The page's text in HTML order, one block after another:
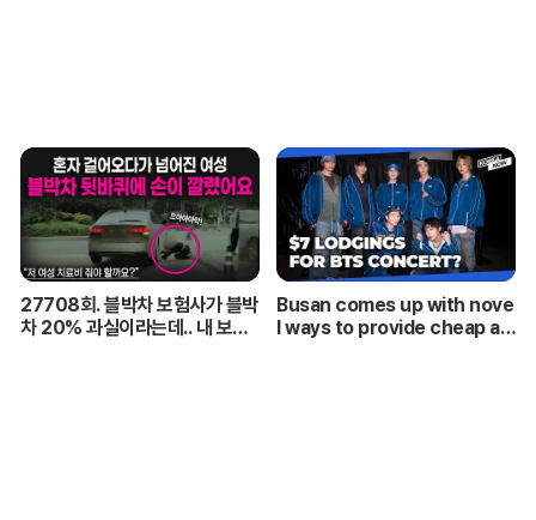
27708회. 블박차 보험사가 블박
차 20% 과실이라는데.. 내 보험
Busan comes up with nove
l ways to provide cheap ac